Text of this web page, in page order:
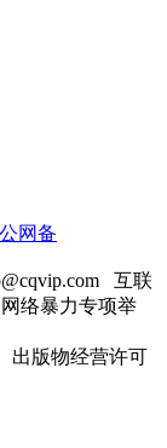
网备
互联
络暴力专项举
出版物经营许可